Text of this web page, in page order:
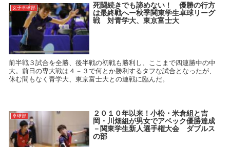
女子卓球部
死闘続きでも諦めない！ 優勝の行方
は最終戦へー秋季関東学生卓球リーグ
戦 対青学大、東京富士大
前半戦３試合を全勝、後半戦の初戦も勝利し、ここまで四連勝中の中
大。前日の専大戦は４－３で何とか勝利するタフな試合となったが、
休む間もなく青学大、東京富士大との連戦に臨んだ。
卓球部
２０１０年以来！小松・米倉組と吉
岡・川畑組が男女でアベック優勝達成
－関東学生新人選手権大会 ダブルス
の部